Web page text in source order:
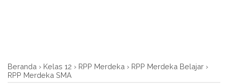
Beranda › Kelas 12 › RPP Merdeka › RPP Merdeka Belajar ›
RPP Merdeka SMA